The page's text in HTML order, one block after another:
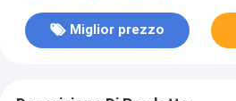
Miglior prezzo